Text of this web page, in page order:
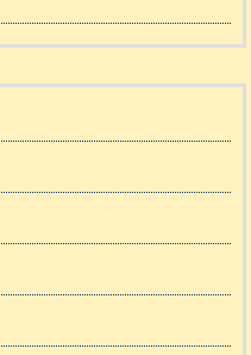
川
城
リ
ー
老
和
熊
震
援